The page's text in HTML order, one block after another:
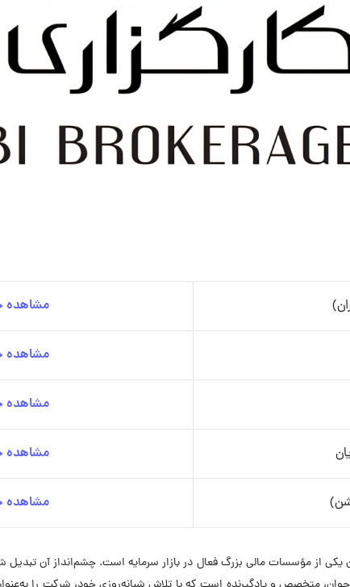
مشاهده
مشاهده
مشاهده
مشاهده
مشاهده
را آغاز کرده و اکنون یکی از مؤسسات مالی بزرگ فعال در بازار سرمایه است.